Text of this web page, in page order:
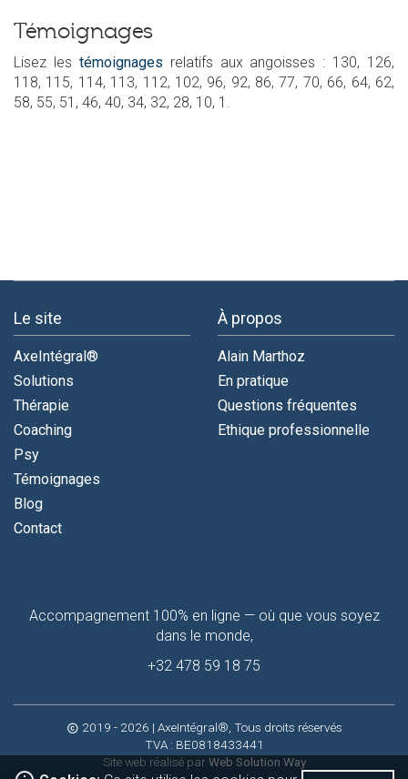
Témoignages
Lisez les témoignages relatifs aux angoisses : 130, 126,
118, 115, 114, 113, 112, 102, 96, 92, 86, 77, 70, 66, 64, 62,
58, 55, 51, 46, 40, 34, 32, 28, 10, 1.
Le site
AxeIntégral®
Solutions
Thérapie
Coaching
Psy
Témoignages
Blog
Contact
À propos
Alain Marthoz
En pratique
Questions fréquentes
Ethique professionnelle
Contactez-
Accompagnement 100% en ligne — où que vous soyez
dans le monde,
+32 478 59 18 75
copyright 2019 - 2026 | AxeIntégral®, Tous droits réservés
TVA : BE0818433441
Site web réalisé parWeb Solution Way